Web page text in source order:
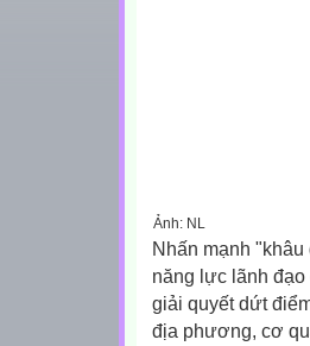
Ảnh: NL
Nhấn mạnh "khâu
năng lực lãnh
giải quyết dứt
địa phương, cơ